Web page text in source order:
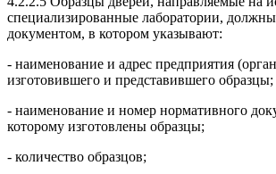
специализированные лаборатории,
документом, в котором указывают:
- наименование и адрес предприятия
изготовившего и представившего образцы;
- наименование и номер нормативного
которому изготовлены образцы;
- количество образцов;